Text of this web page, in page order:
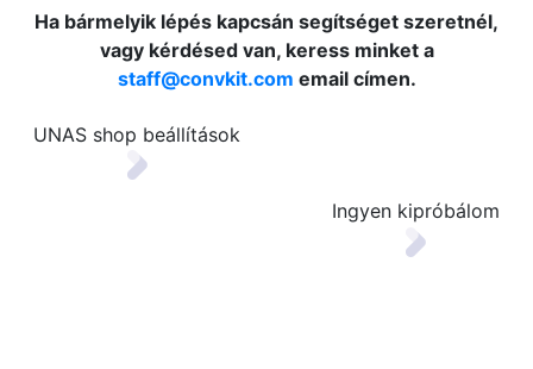
Ha bármelyik lépés kapcsán segítséget szeretnél,
vagy kérdésed van, keress minket a
staff@convkit.com email címen.
UNAS shop beállítások
Ingyen kipróbálom